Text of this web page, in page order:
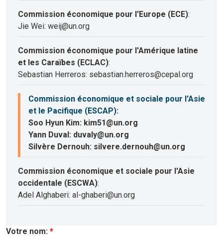
Commission économique pour l'Europe (ECE):
Jie Wei: weij@un.org
Commission économique pour l'Amérique latine
et les Caraïbes (ECLAC):
Sebastian Herreros: sebastian.herreros@cepal.org
Commission économique et sociale pour l'Asie
et le Pacifique (ESCAP):
Soo Hyun Kim: kim51@un.org
Yann Duval: duvaly@un.org
Silvère Dernouh: silvere.dernouh@un.org
Commission économique et sociale pour l'Asie
occidentale (ESCWA):
Adel Alghaberi: al-ghaberi@un.org
Votre nom: